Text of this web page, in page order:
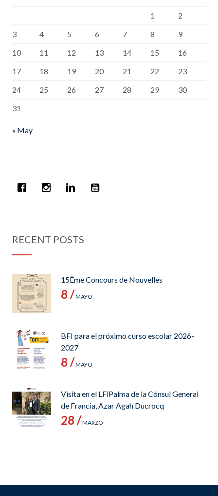
1
2
3
4 5 6 7 8
9
10
11 12 13 14 15
16
17
18 19 20 21 22
23
24
25 26 27 28 29
30
31
« May
RECENT POSTS
15Ème Concours de Nouvelles
8 /MAYO
BFI para el próximo curso escolar 2026-
2027
8 /MAYO
Visita en el LFiPalma de la Cónsul General
de Francia, Azar Agah Ducrocq
28 /MARZO